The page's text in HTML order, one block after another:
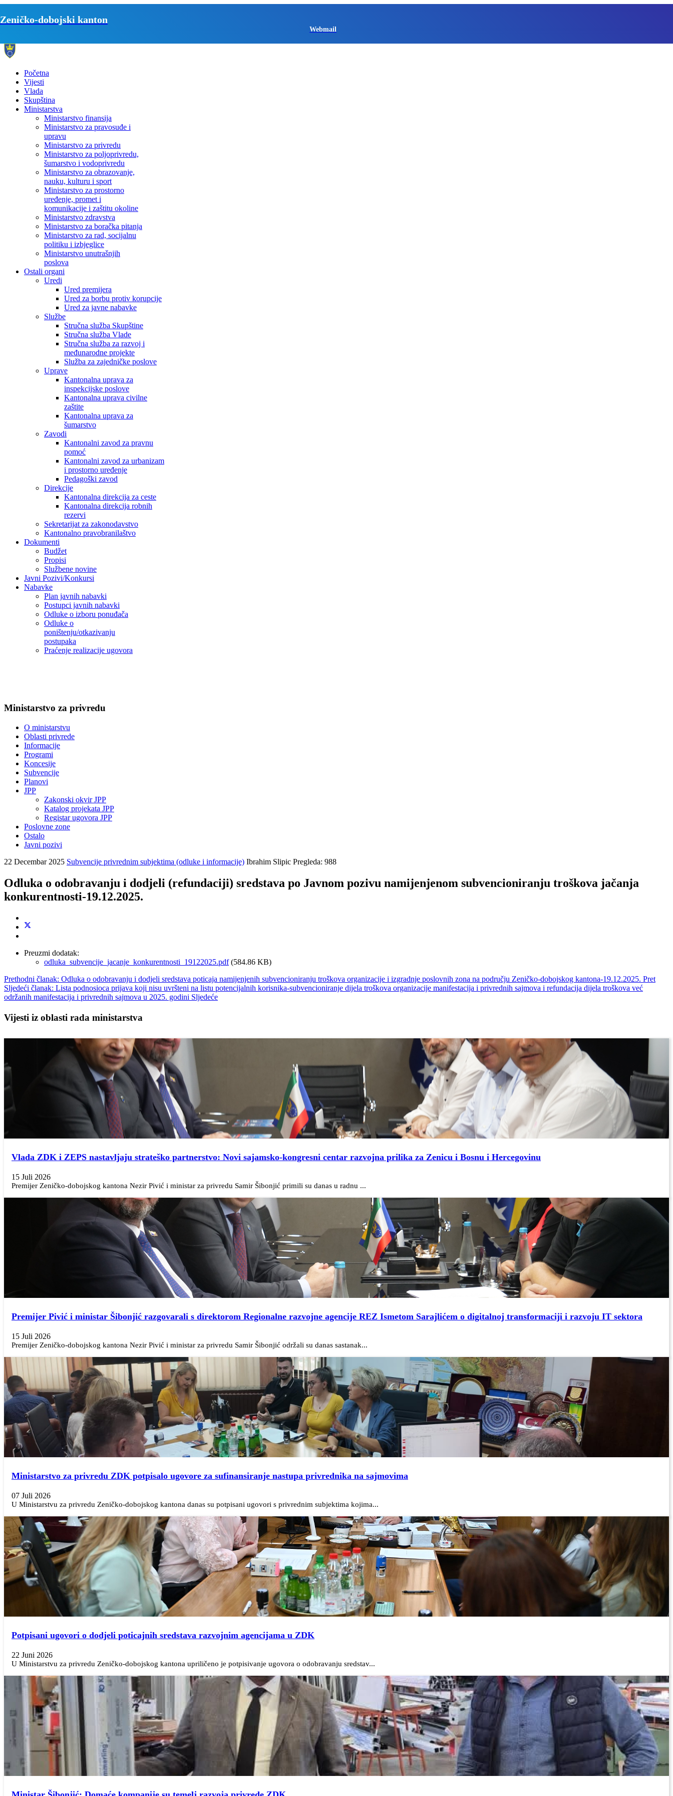
Zeničko-dobojski kanton
Webmail
Početna
Vijesti
Vlada
Skupština
Ministarstva
Ministarstvo finansija
Ministarstvo za pravosuđe i
upravu
Ministarstvo za privredu
Ministarstvo za poljoprivredu,
šumarstvo i vodoprivredu
Ministarstvo za obrazovanje,
nauku, kulturu i sport
Ministarstvo za prostorno
uređenje, promet i
komunikacije i zaštitu okoline
Ministarstvo zdravstva
Ministarstvo za boračka pitanja
Ministarstvo za rad, socijalnu
politiku i izbjeglice
Ministarstvo unutrašnjih
poslova
Ostali organi
Uredi
Ured premijera
Ured za borbu protiv korupcije
Ured za javne nabavke
Službe
Stručna služba Skupštine
Stručna služba Vlade
Stručna služba za razvoj i
međunarodne projekte
Služba za zajedničke poslove
Uprave
Kantonalna uprava za
inspekcijske poslove
Kantonalna uprava civilne
zaštite
Kantonalna uprava za
šumarstvo
Zavodi
Kantonalni zavod za pravnu
pomoć
Kantonalni zavod za urbanizam
i prostorno uređenje
Pedagoški zavod
Direkcije
Kantonalna direkcija za ceste
Kantonalna direkcija robnih
rezervi
Sekretarijat za zakonodavstvo
Kantonalno pravobranilaštvo
Dokumenti
Budžet
Propisi
Službene novine
Javni Pozivi/Konkursi
Nabavke
Plan javnih nabavki
Postupci javnih nabavki
Odluke o izboru ponuđača
Odluke o
poništenju/otkazivanju
postupaka
Praćenje realizacije ugovora
Ministarstvo za privredu
O ministarstvu
Oblasti privrede
Informacije
Programi
Koncesije
Subvencije
Planovi
JPP
Zakonski okvir JPP
Katalog projekata JPP
Registar ugovora JPP
Poslovne zone
Ostalo
Javni pozivi
22 Decembar 2025 Subvencije privrednim subjektima (odluke i informacije) Ibrahim Slipic Pregleda: 988
Odluka o odobravanju i dodjeli (refundaciji) sredstava po Javnom pozivu namijenjenom subvencioniranju troškova jačanja
konkurentnosti-19.12.2025.
Preuzmi dodatak:
odluka_subvencije_jacanje_konkurentnosti_19122025.pdf(584.86 KB)
Prethodni članak: Odluka o odobravanju i dodjeli sredstava poticaja namijenjenih subvencioniranju troškova organizacije i izgradnje poslovnih zona na području Zeničko-dobojskog kantona-19.12.2025. Pret
Sljedeći članak: Lista podnosioca prijava koji nisu uvršteni na listu potencijalnih korisnika-subvencioniranje dijela troškova organizacije manifestacija i privrednih sajmova i refundacija dijela troškova već
održanih manifestacija i privrednih sajmova u 2025. godini Sljedeće
Vijesti iz oblasti rada ministarstva
Vlada ZDK i ZEPS nastavljaju strateško partnerstvo: Novi sajamsko-kongresni centar razvojna prilika za Zenicu i Bosnu i Hercegovinu
15 Juli 2026
Premijer Zeničko-dobojskog kantona Nezir Pivić i ministar za privredu Samir Šibonjić primili su danas u radnu ...
Premijer Pivić i ministar Šibonjić razgovarali s direktorom Regionalne razvojne agencije REZ Ismetom Sarajlićem o digitalnoj transformaciji i razvoju IT sektora
15 Juli 2026
Premijer Zeničko-dobojskog kantona Nezir Pivić i ministar za privredu Samir Šibonjić održali su danas sastanak...
Ministarstvo za privredu ZDK potpisalo ugovore za sufinansiranje nastupa privrednika na sajmovima
07 Juli 2026
U Ministarstvu za privredu Zeničko-dobojskog kantona danas su potpisani ugovori s privrednim subjektima kojima...
Potpisani ugovori o dodjeli poticajnih sredstava razvojnim agencijama u ZDK
22 Juni 2026
U Ministarstvu za privredu Zeničko-dobojskog kantona upriličeno je potpisivanje ugovora o odobravanju sredstav...